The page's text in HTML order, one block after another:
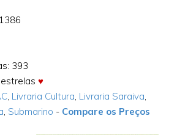
393
♥
, Livraria Cultura, Livraria Saraiva,
, Submarino - Compare os Preços